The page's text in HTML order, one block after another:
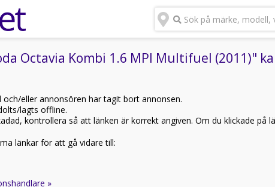
Sök på märke, modell,
Octavia Kombi 1.6 MPI Multifuel (2011)"
och/eller annonsören har tagit bort annonsen.
lagts offline.
kontrollera så att länken är korrekt angiven. Om du klickade på
länkar för att gå vidare till:
»